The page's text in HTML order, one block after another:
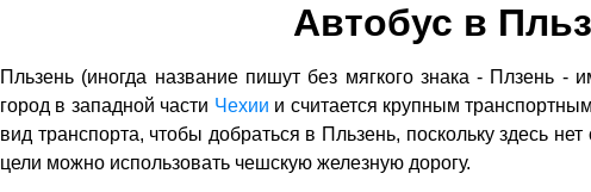
Автобус в
Пльзень (иногда название пишут без мягкого знака - Плзень -
город в западной части Чехии и считается крупным
вид транспорта, чтобы добраться в Пльзень, поскольку здесь
цели можно использовать чешскую железную дорогу.